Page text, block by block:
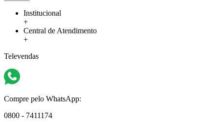
Institucional
+
Central de Atendimento
+
Televendas
Compre pelo WhatsApp:
0800 - 7411174